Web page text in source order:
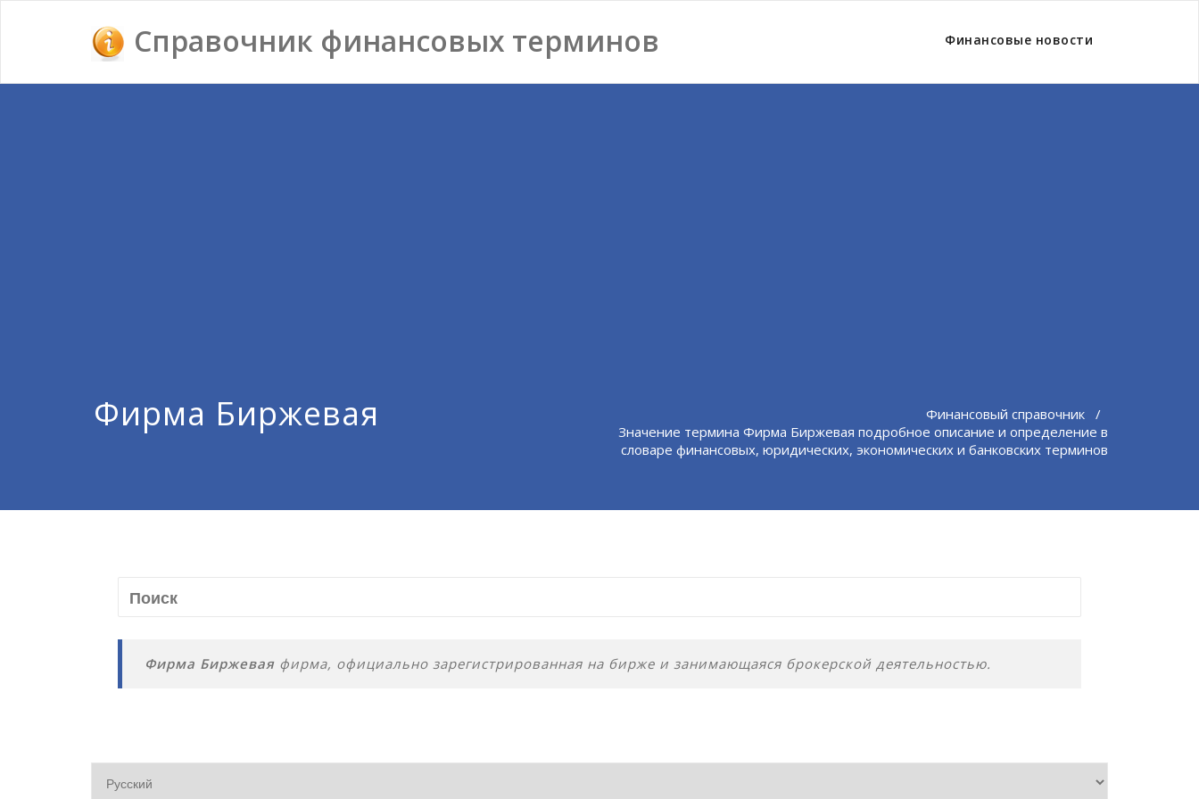
Справочник финансовых терминов Финансовые новости
Фирма Биржевая Финансовый справочник /
Значение термина Фирма Биржевая подробное описание и определение в
словаре финансовых, юридических, экономических и банковских терминов
Фирма Биржеваяфирма, официально зарегистрированная на бирже и занимающаяся брокерской деятельностью.